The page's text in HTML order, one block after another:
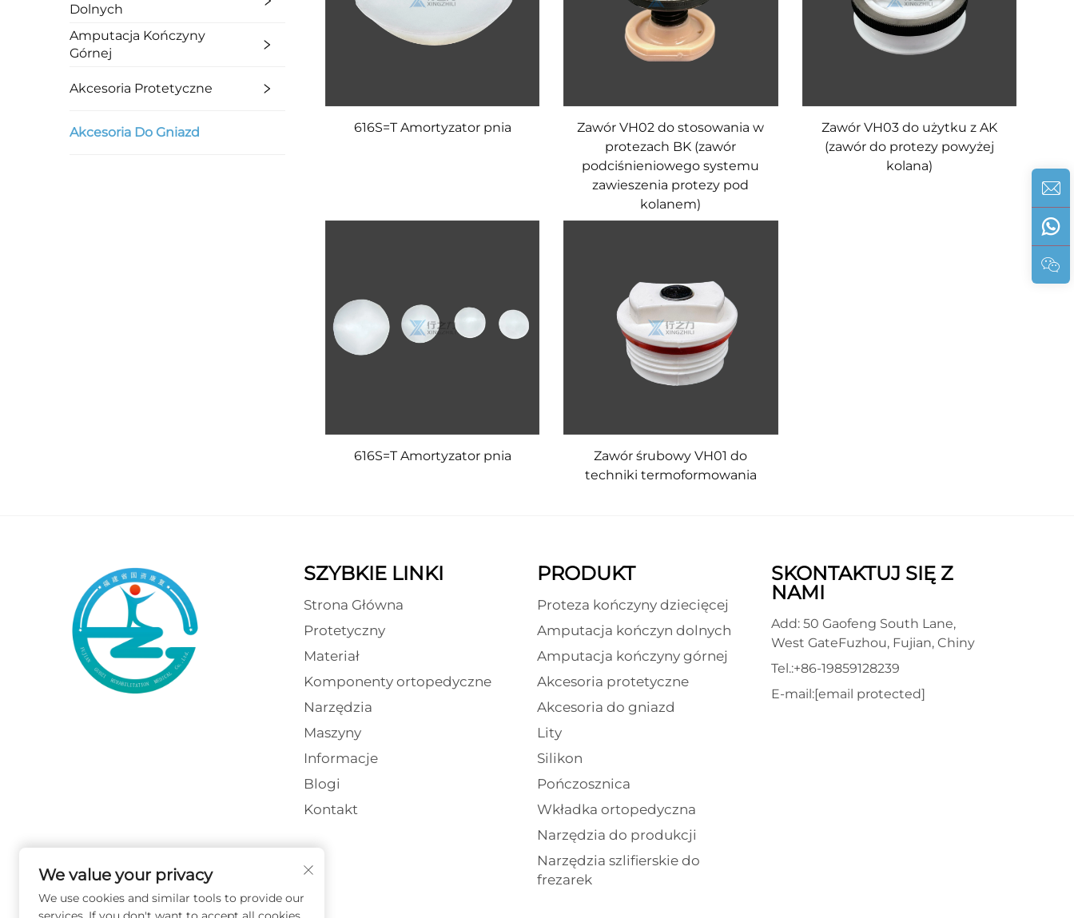
Dolnych
Amputacja Kończyny
Górnej
Akcesoria Protetyczne
Akcesoria Do Gniazd 616S=T Amortyzator pnia
Zawór VH02 do stosowania w
protezach BK (zawór
podciśnieniowego systemu
zawieszenia protezy pod
kolanem)
Zawór VH03 do użytku z AK
(zawór do protezy powyżej
kolana)
616S=T Amortyzator pnia
Zawór śrubowy VH01 do
techniki termoformowania
SZYBKIE LINKI
Strona Główna
Protetyczny
Materiał
Komponenty ortopedyczne
Narzędzia
Maszyny
Informacje
Blogi
Kontakt
PRODUKT
Proteza kończyny dziecięcej
Amputacja kończyn dolnych
Amputacja kończyny górnej
Akcesoria protetyczne
Akcesoria do gniazd
Lity
Silikon
Pończosznica
Wkładka ortopedyczna
Narzędzia do produkcji
Narzędzia szlifierskie do
frezarek
SKONTAKTUJ SIĘ Z
NAMI
Add: 50 Gaofeng South Lane,
West GateFuzhou, Fujian, Chiny
Tel.:+86-19859128239
E-mail:[email protected]
We value your privacy
We use cookies and similar tools to provide our